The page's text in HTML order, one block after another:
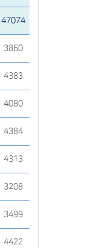
47074
3860
4383
4080
4384
4313
3208
3499
4422